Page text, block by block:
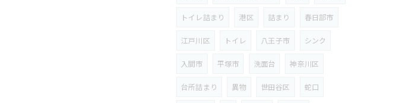
トイレ詰まり 港区 詰まり 春日部市
江戸川区 トイレ 八王子市 シンク
入間市 平塚市 洗面台 神奈川区
台所詰まり 異物 世田谷区 蛇口